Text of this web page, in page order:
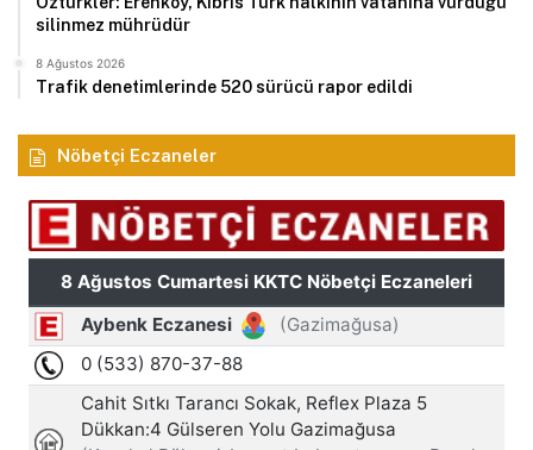
silinmez mührüdür
8 Ağustos 2026
Trafik denetimlerinde 520 sürücü rapor edildi
Nöbetçi Eczaneler